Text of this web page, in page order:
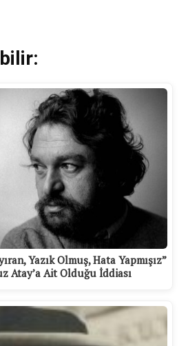
Yazık Olmuş, Hata Yapmışız”
Atay’a Ait Olduğu İddiası